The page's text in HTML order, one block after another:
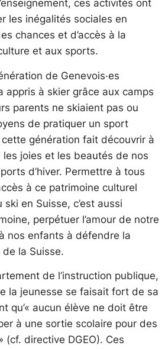
ces activités ont
les inégalités sociales en
chances et d’accès à la
et aux sports.
de Genevois·es
appris à skier grâce aux camps
parents ne skiaient pas ou
de pratiquer un sport
cette génération fait découvrir à
joies et les beautés de nos
d’hiver. Permettre à tous
à ce patrimoine culturel
ski en Suisse, c’est aussi
perpétuer l’amour de notre
nos enfants à défendre la
la Suisse.
de l’instruction publique,
la jeunesse se faisait fort de sa
qu’« aucun élève ne doit être
à une sortie scolaire pour des
(cf. directive DGEO). Ces